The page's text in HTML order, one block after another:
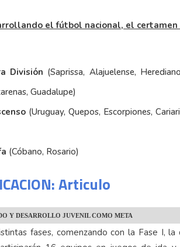
el fútbol nacional, el
División (Saprissa, Alajuelense,
Guadalupe)
(Uruguay, Quepos, Escorpiones,
(Cóbano, Rosario)
Articulo
Y DESARROLLO JUVENIL COMO META
fases, comenzando con la Fase I,